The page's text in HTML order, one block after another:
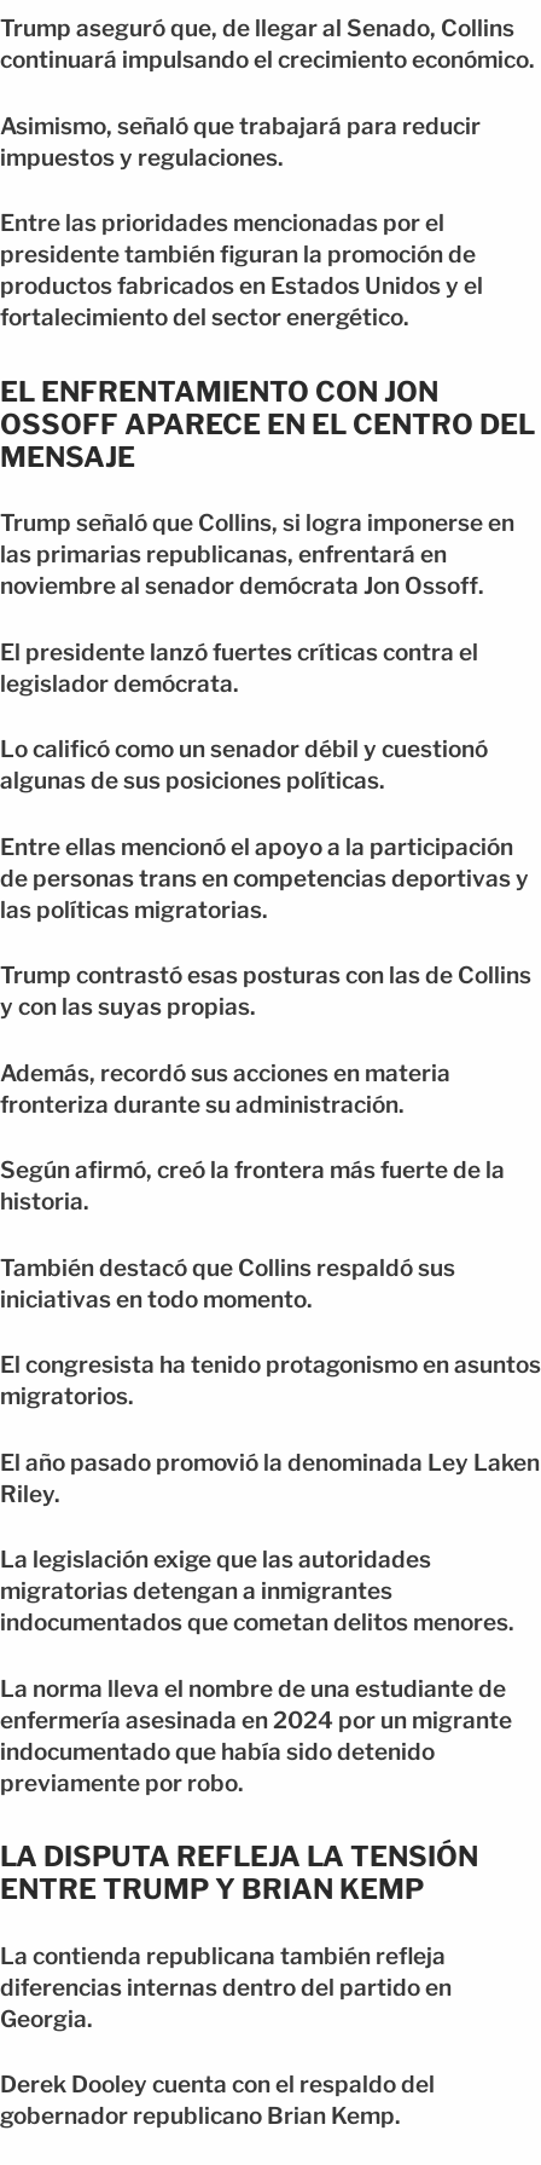
Trump aseguró que, de llegar al Senado, Collins
continuará impulsando el crecimiento económico.
Asimismo, señaló que trabajará para reducir
impuestos y regulaciones.
Entre las prioridades mencionadas por el
presidente también figuran la promoción de
productos fabricados en Estados Unidos y el
fortalecimiento del sector energético.
EL ENFRENTAMIENTO CON JON
OSSOFF APARECE EN EL CENTRO DEL
MENSAJE
Trump señaló que Collins, si logra imponerse en
las primarias republicanas, enfrentará en
noviembre al senador demócrata Jon Ossoff.
El presidente lanzó fuertes críticas contra el
legislador demócrata.
Lo calificó como un senador débil y cuestionó
algunas de sus posiciones políticas.
Entre ellas mencionó el apoyo a la participación
de personas trans en competencias deportivas y
las políticas migratorias.
Trump contrastó esas posturas con las de Collins
y con las suyas propias.
Además, recordó sus acciones en materia
fronteriza durante su administración.
Según afirmó, creó la frontera más fuerte de la
historia.
También destacó que Collins respaldó sus
iniciativas en todo momento.
El congresista ha tenido protagonismo en asuntos
migratorios.
El año pasado promovió la denominada Ley Laken
Riley.
La legislación exige que las autoridades
migratorias detengan a inmigrantes
indocumentados que cometan delitos menores.
La norma lleva el nombre de una estudiante de
enfermería asesinada en 2024 por un migrante
indocumentado que había sido detenido
previamente por robo.
LA DISPUTA REFLEJA LA TENSIÓN
ENTRE TRUMP Y BRIAN KEMP
La contienda republicana también refleja
diferencias internas dentro del partido en
Georgia.
Derek Dooley cuenta con el respaldo del
gobernador republicano Brian Kemp.